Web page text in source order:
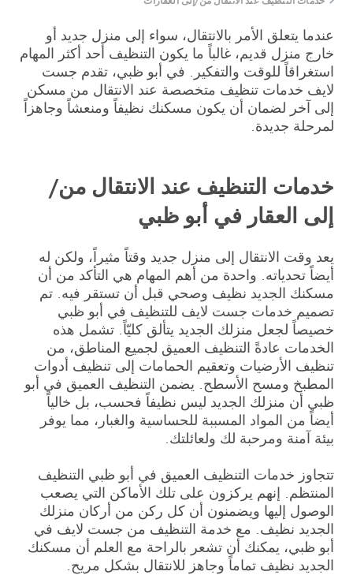
عندما يتعلق الأمر بالانتقال، سواء إلى منزل جديد أو
خارج منزل قديم، غالباً ما يكون التنظيف أحد أكثر المهام
استغراقاً للوقت والتفكير. في أبو ظبي، تقدم جست
لايف خدمات تنظيف متخصصة عند الانتقال من مسكن
إلى آخر لضمان أن يكون مسكنك نظيفاً ومنعشاً وجاهزاً
لمرحلة جديدة.
خدمات التنظيف عند الانتقال من/
إلى العقار في أبو ظبي
يعد وقت الانتقال إلى منزل جديد وقتاً مثيراً، ولكن له
أيضاً تحدياته. واحدة من أهم المهام هي التأكد من أن
مسكنك الجديد نظيف وصحي قبل أن تستقر فيه. تم
تصميم خدمات جست لايف للتنظيف في أبو ظبي
خصيصاً لجعل منزلك الجديد يتألق كليّاً. تشمل هذه
الخدمات عادةً التنظيف العميق لجميع المناطق، من
تنظيف الأرضيات وتعقيم الحمامات إلى تنظيف أدوات
المطبخ ومسح الأسطح. يضمن التنظيف العميق في أبو
ظبي أن منزلك الجديد ليس نظيفاً فحسب، بل خالياً
أيضاً من المواد المسببة للحساسية والغبار، مما يوفر
بيئة آمنة ومرحبة لك ولعائلتك.
تتجاوز خدمات التنظيف العميق في أبو ظبي التنظيف
المنتظم. إنهم يركزون على تلك الأماكن التي يصعب
الوصول إليها ويضمنون أن كل ركن من أركان منزلك
الجديد نظيف. مع خدمة التنظيف من جست لايف في
أبو ظبي، يمكنك أن تشعر بالراحة مع العلم أن مسكنك
الجديد نظيف تماماً وجاهز للانتقال بشكل مريح.